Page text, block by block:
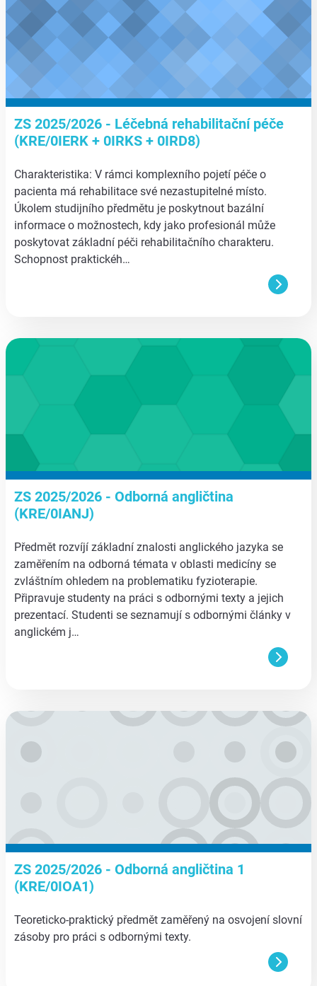
ZS 2025/2026 - Léčebná rehabilitační péče
(KRE/0IERK + 0IRKS + 0IRD8)
Charakteristika: V rámci komplexního pojetí péče o
pacienta má rehabilitace své nezastupitelné místo.
Úkolem studijního předmětu je poskytnout bazální
informace o možnostech, kdy jako profesionál může
poskytovat základní péči rehabilitačního charakteru.
Schopnost praktickéh…
aa
ZS 2025/2026 - Odborná angličtina
(KRE/0IANJ)
Předmět rozvíjí základní znalosti anglického jazyka se
zaměřením na odborná témata v oblasti medicíny se
zvláštním ohledem na problematiku fyzioterapie.
Připravuje studenty na práci s odbornými texty a jejich
prezentací. Studenti se seznamují s odbornými články v
anglickém j…
aa
ZS 2025/2026 - Odborná angličtina 1
(KRE/0IOA1)
Teoreticko-praktický předmět zaměřený na osvojení slovní
zásoby pro práci s odbornými texty.